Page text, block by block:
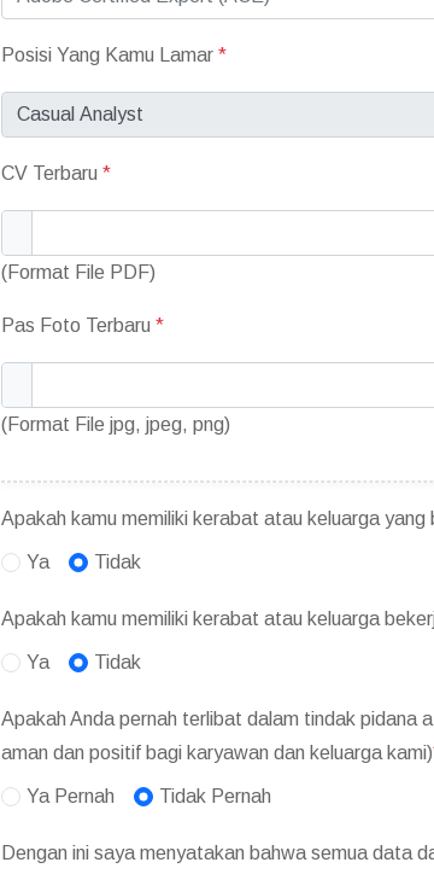
Posisi Yang Kamu Lamar *
CV Terbaru *
(Format File PDF)
Pas Foto Terbaru *
(Format File jpg, jpeg, png)
Apakah kamu memiliki kerabat atau keluarga
Ya Tidak
Apakah kamu memiliki kerabat atau keluarga
Ya Tidak
Apakah Anda pernah terlibat dalam tindak pidana
aman dan positif bagi karyawan dan keluarga kami)
Ya Pernah Tidak Pernah
Dengan ini saya menyatakan bahwa semua data